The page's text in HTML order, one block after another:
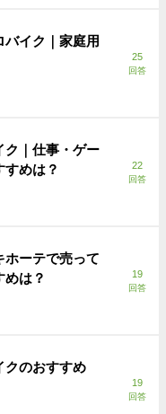
バイク｜家庭用
25
回答
ク｜仕事・ゲー
めは？
22
回答
ホーテで売って
めは？
19
回答
クのおすすめ
19
回答